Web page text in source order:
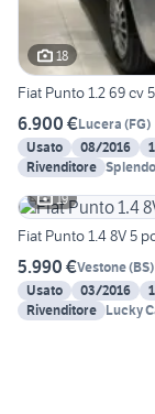
18
Fiat Punto 1.2 69 cv
6.900 €Lucera (FG)
Usato
08/2016
Rivenditore
19
Fiat Punto 1.4 8V 5
5.990 €Vestone(BS)
Usato
03/2016
Rivenditore Lucky